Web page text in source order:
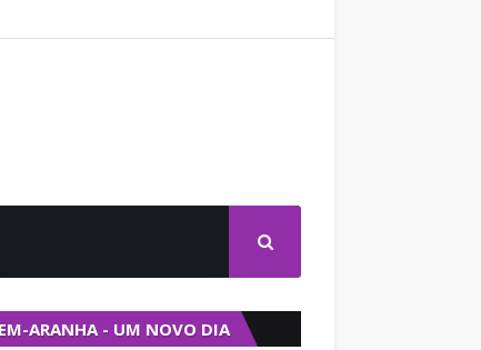
ARANHA - UM NOVO DIA